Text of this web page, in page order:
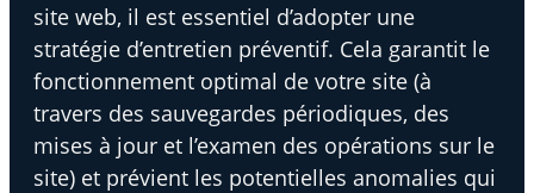
site web, il est essentiel d’adopter une
stratégie d’entretien préventif. Cela garantit le
fonctionnement optimal de votre site (à
travers des sauvegardes périodiques, des
mises à jour et l’examen des opérations sur le
site) et prévient les potentielles anomalies qui